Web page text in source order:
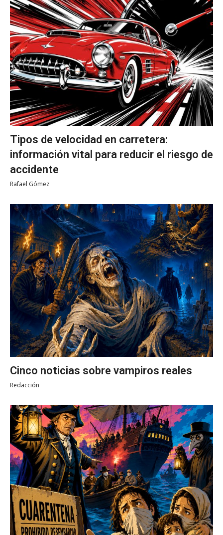
Tipos de velocidad en carretera:
información vital para reducir el riesgo de
accidente
Rafael Gómez
Cinco noticias sobre vampiros reales
Redacción